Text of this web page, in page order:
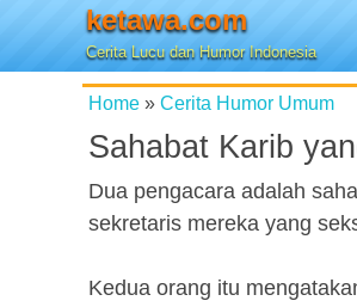
ketawa.com
Cerita Lucu dan Humor Indonesia
Home » Cerita Humor Umum
Sahabat Karib
Dua pengacara adalah
sekretaris mereka yang
Kedua orang itu